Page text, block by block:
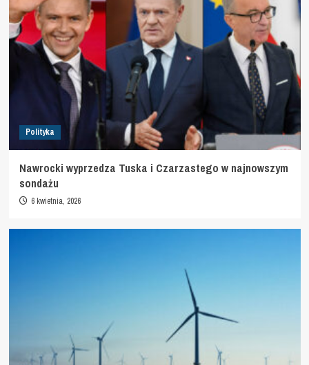
Polityka
Nawrocki wyprzedza Tuska i Czarzastego w najnowszym
sondażu
6 kwietnia, 2026